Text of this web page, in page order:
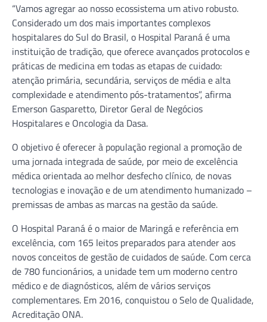
“Vamos agregar ao nosso ecossistema um ativo robusto.
Considerado um dos mais importantes complexos
hospitalares do Sul do Brasil, o Hospital Paraná é uma
instituição de tradição, que oferece avançados protocolos e
práticas de medicina em todas as etapas de cuidado:
atenção primária, secundária, serviços de média e alta
complexidade e atendimento pós-tratamentos”, afirma
Emerson Gasparetto, Diretor Geral de Negócios
Hospitalares e Oncologia da Dasa.
O objetivo é oferecer à população regional a promoção de
uma jornada integrada de saúde, por meio de excelência
médica orientada ao melhor desfecho clínico, de novas
tecnologias e inovação e de um atendimento humanizado –
premissas de ambas as marcas na gestão da saúde.
O Hospital Paraná é o maior de Maringá e referência em
excelência, com 165 leitos preparados para atender aos
novos conceitos de gestão de cuidados de saúde. Com cerca
de 780 funcionários, a unidade tem um moderno centro
médico e de diagnósticos, além de vários serviços
complementares. Em 2016, conquistou o Selo de Qualidade,
Acreditação ONA.